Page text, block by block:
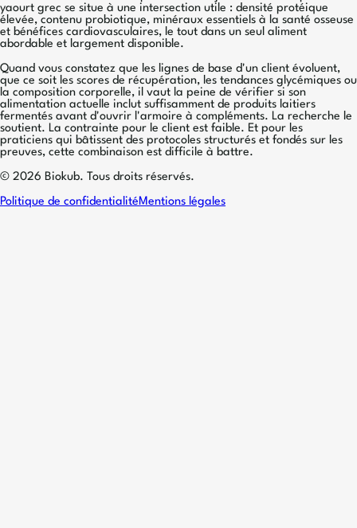
yaourt grec se situe à une intersection utile : densité protéique
élevée, contenu probiotique, minéraux essentiels à la santé osseuse
et bénéfices cardiovasculaires, le tout dans un seul aliment
abordable et largement disponible.
Quand vous constatez que les lignes de base d'un client évoluent,
que ce soit les scores de récupération, les tendances glycémiques ou
la composition corporelle, il vaut la peine de vérifier si son
alimentation actuelle inclut suffisamment de produits laitiers
fermentés avant d'ouvrir l'armoire à compléments. La recherche le
soutient. La contrainte pour le client est faible. Et pour les
praticiens qui bâtissent des protocoles structurés et fondés sur les
preuves, cette combinaison est difficile à battre.
© 2026 Biokub. Tous droits réservés.
Politique de confidentialité Mentions légales